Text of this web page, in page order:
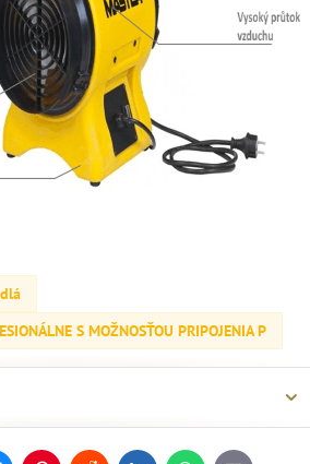
S MOŽNOSŤOU PRIPOJENIA P